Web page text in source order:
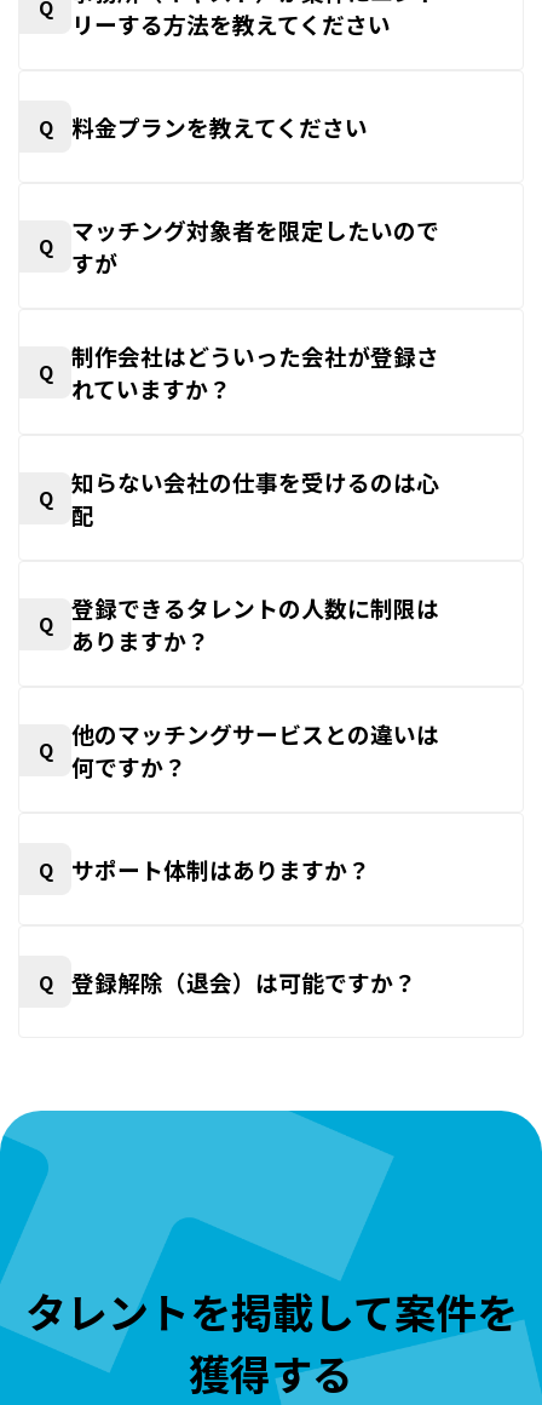
Q
リーする方法を教えてください
Q 料金プランを教えてください
Q
マッチング対象者を限定したいので
すが
Q
制作会社はどういった会社が登録さ
れていますか？
Q
知らない会社の仕事を受けるのは心
配
Q
登録できるタレントの人数に制限は
ありますか？
Q
他のマッチングサービスとの違いは
何ですか？
Q サポート体制はありますか？
Q 登録解除（退会）は可能ですか？
タレントを掲載して案件を
獲得する